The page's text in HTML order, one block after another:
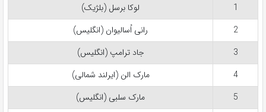
1
لوکا برسل (بلژیک)
2
رانی اُسالیوان (انگلیس)
3
جاد ترامپ (انگلیس)
4
مارک الن (ایرلند شمالی)
5
مارک سلبی (انگلیس)